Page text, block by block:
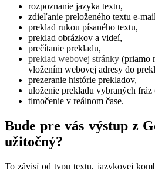
rozpoznanie jazyka textu,
zdieľanie preloženého textu e-
preklad rukou písaného textu,
preklad obrázkov a videí,
prečítanie prekladu,
preklad webovej stránky (priamo
vložením webovej adresy do
prezeranie histórie prekladov,
uloženie prekladu vybraných
tlmočenie v reálnom čase.
Bude pre vás výstup z
užitočný?
To závisí od typu textu, jazykovej